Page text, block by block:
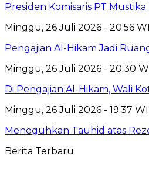
Presiden Komisaris PT
Minggu, 26 Juli 2026 - 20:56
Pengajian Al-Hikam Jadi
Minggu, 26 Juli 2026 - 20:30
Di Pengajian Al-Hikam, Wali
Minggu, 26 Juli 2026 - 19:37
Meneguhkan Tauhid atas
Berita Terbaru